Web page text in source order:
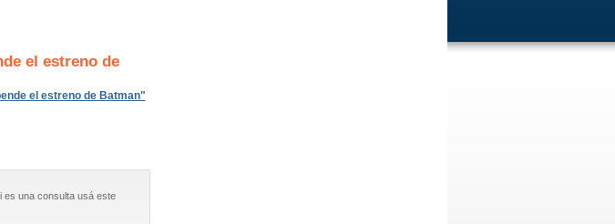
el estreno de
el estreno de Batman"
es una consulta usá este